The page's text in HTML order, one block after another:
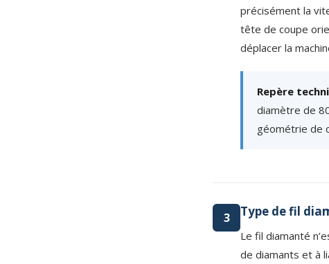
précisément la
tête de coupe
déplacer la
Repère
diamètre de
géométrie de
3 Type de fil
Le fil diamanté
de diamants et à